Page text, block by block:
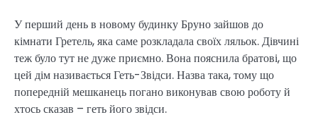
У перший день в новому будинку Бруно зайшов до
кімнати Гретель, яка саме розкладала своїх ляльок. Дівчині
теж було тут не дуже приємно. Вона пояснила братові, що
цей дім називається Геть-Звідси. Назва така, тому що
попередній мешканець погано виконував свою роботу й
хтось сказав – геть його звідси.